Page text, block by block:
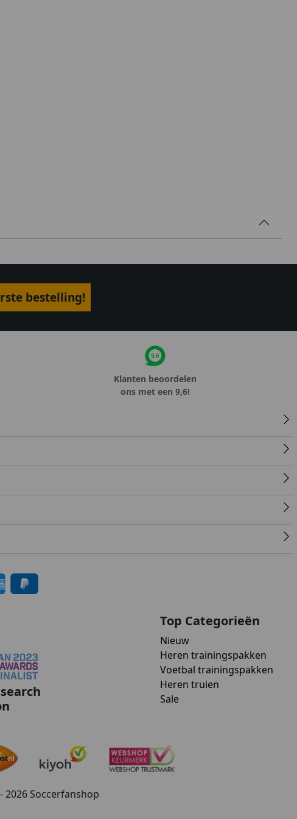
bestelling!
Klanten beoordelen
ons met een 9,6!
Top Categorieën
Nieuw
Heren trainingspakken
Voetbal trainingspakken
Heren truien
Sale
2026 Soccerfanshop